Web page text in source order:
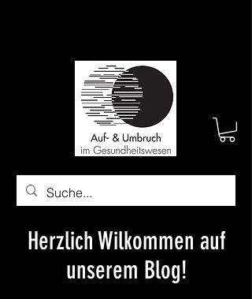
Herzlich Wilkommen auf
unserem Blog!